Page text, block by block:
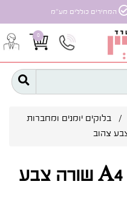
המחירים כוללים מע״מ
0
/ בלוקים יומנים ומחברות
10 יח' בלוק כתיבה A4 שורה צבע